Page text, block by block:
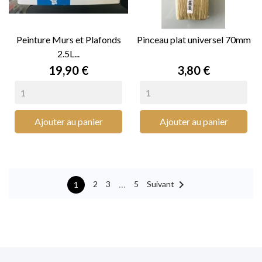
Peinture Murs et Plafonds
2.5L...
Prix
19,90 €
Ajouter au panier
Pinceau plat universel 70mm
Prix
3,80 €
Ajouter au panier
1 2 3 … 5 Suivant 